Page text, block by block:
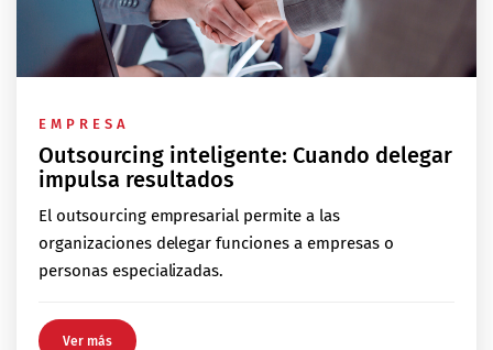
EMPRESA
Outsourcing inteligente: Cuando delegar
impulsa resultados
El outsourcing empresarial permite a las
organizaciones delegar funciones a empresas o
personas especializadas.
Ver más